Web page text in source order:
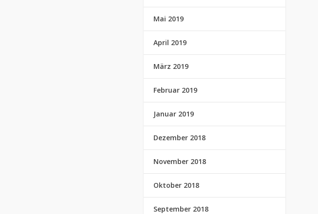
Mai 2019
April 2019
März 2019
Februar 2019
Januar 2019
Dezember 2018
November 2018
Oktober 2018
September 2018